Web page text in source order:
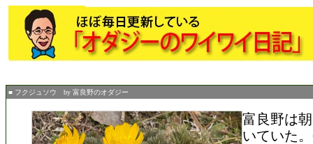
■ フクジュソウ by 富良野のオダジー
富良野は
いていた